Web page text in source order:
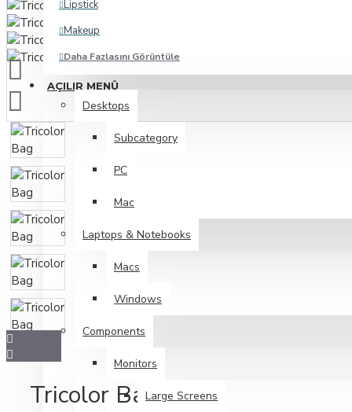
Lipstick
Makeup
Daha Fazlasını Görüntüle
Bags
Clutches
Formal
Daha Fazlasını Görüntüle
Fashion
Pants
AÇILIR MENÜ
Desktops
Subcategory
PC
Mac
Laptops & Notebooks
Macs
Windows
Components
Monitors
Large Screens
Tricolor Bag